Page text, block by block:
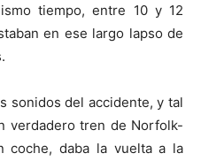
tiempo, entre 10 y 12
en ese largo lapso de
sonidos del accidente, y tal
verdadero tren de Norfolk-
coche, daba la vuelta a la